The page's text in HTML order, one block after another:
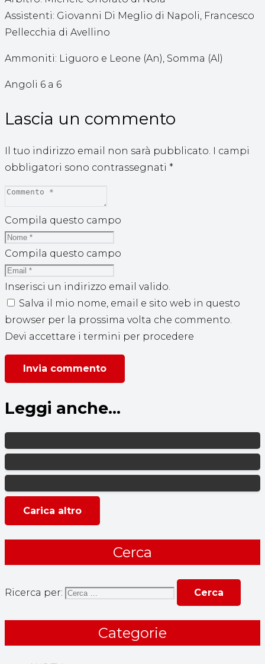
Assistenti: Giovanni Di Meglio di Napoli, Francesco
Pellecchia di Avellino
Ammoniti: Liguoro e Leone (An), Somma (Al)
Angoli 6 a 6
Lascia un commento
Il tuo indirizzo email non sarà pubblicato. I campi
obbligatori sono contrassegnati *
Compila questo campo
Compila questo campo
Inserisci un indirizzo email valido.
Salva il mio nome, email e sito web in questo
browser per la prossima volta che commento.
Devi accettare i termini per procedere
Invia commento
Leggi anche...
Carica altro
Cerca
Ricerca per:
Categorie